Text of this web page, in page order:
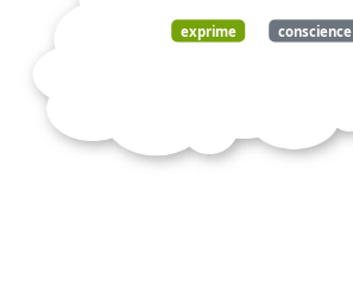
exprime conscience